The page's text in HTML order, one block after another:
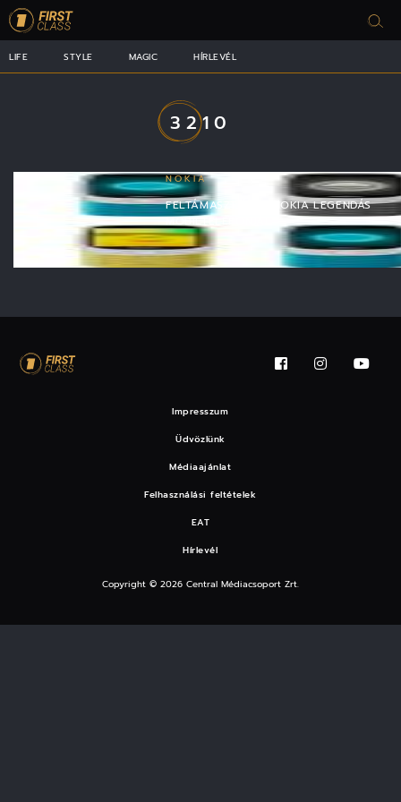
LIFE STYLE MAGIC HÍRLEVÉL
3210
NOKIA
FELTÁMASZTJÁK A NOKIA LEGENDÁS
MOBILTELEFONJÁT
Impresszum
Üdvözlünk
Médiaajánlat
Felhasználási feltételek
EAT
Hírlevél
Copyright © 2026 Central Médiacsoport Zrt.